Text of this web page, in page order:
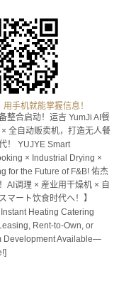
用手机就能掌握信息！
整合启动！运吉 YumJi AI餐
全自动贩卖机，打造无人餐
！ YUJYE Smart
× Industrial Drying ×
for the Future of F&B! 佑杰
AI调理 × 産业用干燥机 × 自
マート饮食时代へ！】
Heating Catering
Rent-to-Own, or
Development Available—